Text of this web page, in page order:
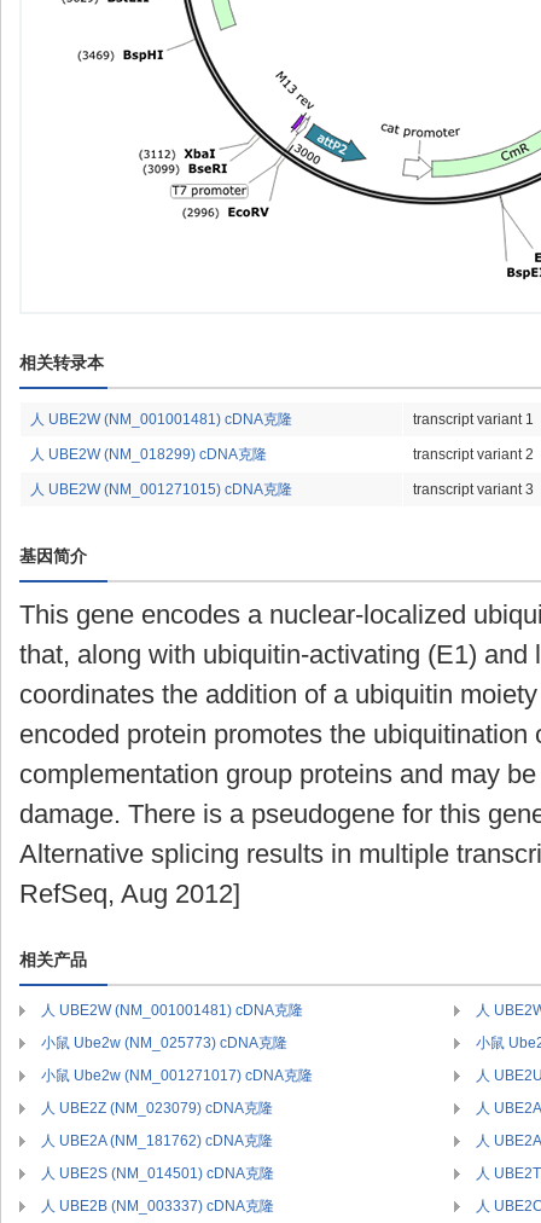
相关转录本
人 UBE2W (NM_001001481) cDNA克隆 transcript variant 1
人 UBE2W (NM_018299) cDNA克隆 transcript variant 2
人 UBE2W (NM_001271015) cDNA克隆 transcript variant 3
基因简介
This gene encodes a nuclear-localized
that, along with ubiquitin-activating (E1) and
coordinates the addition of a ubiquitin
encoded protein promotes the ubiquitination
complementation group proteins and may
damage. There is a pseudogene for this
Alternative splicing results in multiple
RefSeq, Aug 2012]
相关产品
人 UBE2W (NM_001001481) cDNA克隆
人
小鼠 Ube2w (NM_025773) cDNA克隆
小鼠
小鼠 Ube2w (NM_001271017) cDNA克隆
人
人 UBE2Z (NM_023079) cDNA克隆
人
人 UBE2A (NM_181762) cDNA克隆
人
人 UBE2S (NM_014501) cDNA克隆
人
人 UBE2B (NM_003337) cDNA克隆
人